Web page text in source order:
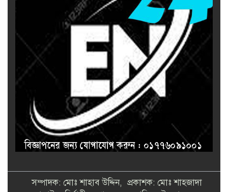
সম্পাদক: মোঃ শাহাব উদ্দিন, প্রকাশক: মোঃ শাহজাদা